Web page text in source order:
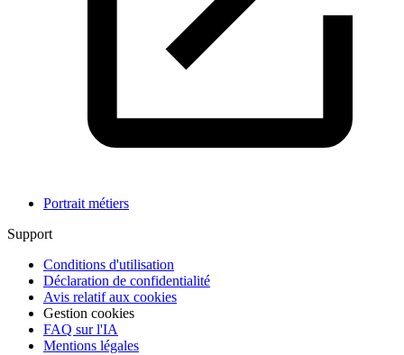
Portrait métiers
Support
Conditions d'utilisation
Déclaration de confidentialité
Avis relatif aux cookies
Gestion cookies
FAQ sur l'IA
Mentions légales